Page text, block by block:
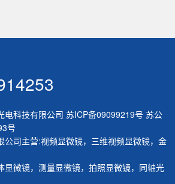
电科技有限公司 苏ICP备09099219号 苏公
号
公司主营:视频显微镜， 三维视频显微镜， 金
显微镜， 测量显微镜， 拍照显微镜， 同轴光